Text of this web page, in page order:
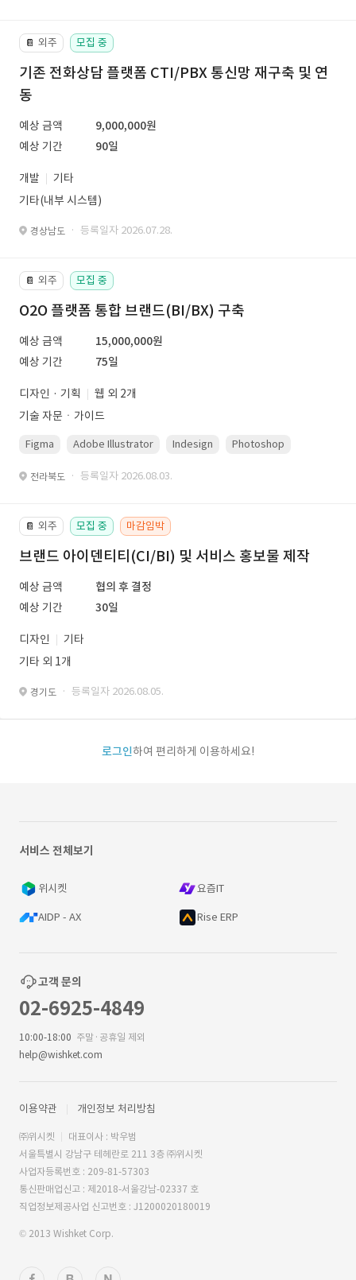
📔 외주 모집 중
기존 전화상담 플랫폼 CTI/PBX 통신망 재구축 및 연
동
예상 금액
9,000,000원
예상 기간
90일
개발
기타
기타(내부 시스템)
경상남도 · 등록일자 2026.07.28.
📔 외주 모집 중
O2O 플랫폼 통합 브랜드(BI/BX) 구축
예상 금액
15,000,000원
예상 기간
75일
디자인 · 기획
웹 외 2개
기술 자문ㆍ가이드
Figma Adobe Illustrator Indesign Photoshop
전라북도 · 등록일자 2026.08.03.
📔 외주 모집 중 마감임박
브랜드 아이덴티티(CI/BI) 및 서비스 홍보물 제작
예상 금액
협의 후 결정
예상 기간
30일
디자인
기타
기타 외 1개
경기도 · 등록일자 2026.08.05.
로그인하여 편리하게 이용하세요!
서비스 전체보기
위시켓 요즘IT
AIDP - AX Rise ERP
고객 문의
02-6925-4849
10:00-18:00 주말·공휴일 제외
help@wishket.com
이용약관 개인정보 처리방침
㈜위시켓
대표이사 : 박우범
서울특별시 강남구 테헤란로 211 3층 ㈜위시켓
사업자등록번호 : 209-81-57303
통신판매업신고 : 제2018-서울강남-02337 호
직업정보제공사업 신고번호 : J1200020180019
© 2013 Wishket Corp.